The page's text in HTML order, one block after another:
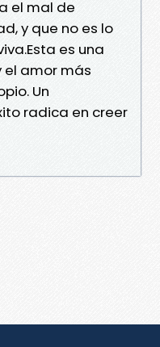
el mal de
y que no es lo
es una
el amor más
Un
radica en creer